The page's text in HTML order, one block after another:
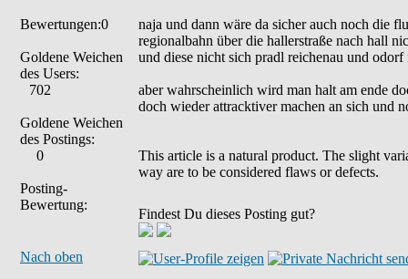
Bewertungen:0
Goldene Weichen
des Users:
702
Goldene Weichen
des Postings:
0
Posting-
Bewertung:
naja und dann wäre da sicher auch noch die
regionalbahn über die hallerstraße nach hall
und diese nicht sich pradl reichenau und odorf
aber wahrscheinlich wird man halt am ende
doch wieder attracktiver machen an sich und
This article is a natural product. The slight
way are to be considered flaws or defects.
Findest Du dieses Posting gut?
Nach oben